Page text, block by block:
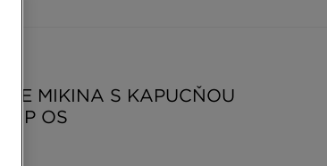
MIKINA S KAPUCŇOU
OS